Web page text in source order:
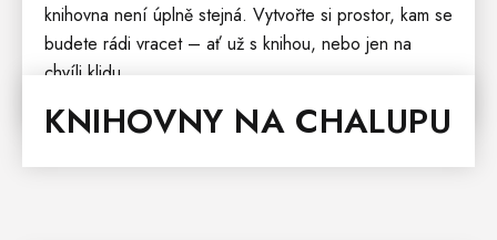
KNIHOVNY NA CHALUPU
knihovna není úplně stejná. Vytvořte si prostor, kam se
budete rádi vracet – ať už s knihou, nebo jen na
chvíli klidu.